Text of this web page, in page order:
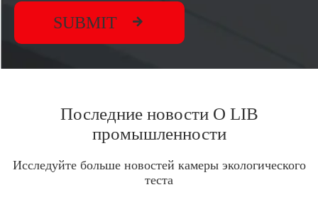
SUBMIT 
Последние новости О LIB
промышленности
Исследуйте больше новостей камеры экологического
теста